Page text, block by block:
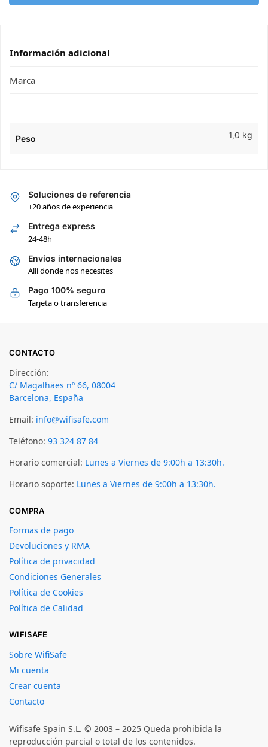
Información adicional
Marca
Peso 1,0 kg
Soluciones de referencia
+20 años de experiencia
Entrega express
24-48h
Envíos internacionales
Allí donde nos necesites
Pago 100% seguro
Tarjeta o transferencia
CONTACTO
Dirección:
C/ Magalhäes nº 66, 08004
Barcelona, España
Email: info@wifisafe.com
Teléfono: 93 324 87 84
Horario comercial: Lunes a Viernes de 9:00h a 13:30h.
Horario soporte: Lunes a Viernes de 9:00h a 13:30h.
COMPRA
Formas de pago
Devoluciones y RMA
Política de privacidad
Condiciones Generales
Política de Cookies
Política de Calidad
WIFISAFE
Sobre WifiSafe
Mi cuenta
Crear cuenta
Contacto
Wifisafe Spain S.L. © 2003 – 2025 Queda prohibida la
reproducción parcial o total de los contenidos.